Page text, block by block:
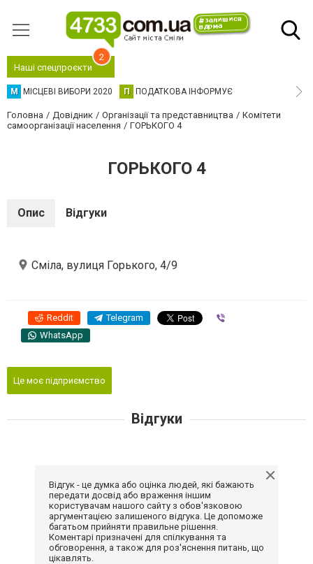
Наші спецпроєкти
2
М МІСЦЕВІ ВИБОРИ 2020 П ПОДАТКОВА ІНФОРМУЄ
Головна Довідник Організації та представництва
Комітети
самоорганізації населення
ГОРЬКОГО 4
ГОРЬКОГО 4
Опис Відгуки
Сміла, вулиця Горького, 4/9
Reddit Telegram
WhatsApp
Це моє підприємство
Відгуки
Відгук - це думка або оцінка людей, які бажають
передати досвід або враження іншим
користувачам нашого сайту з обов'язковою
аргументацією залишеного відгука. Це допоможе
багатьом прийняти правильне рішення.
Коментарі призначені для спілкування та
обговорення, а також для роз'яснення питань, що
цікавлять.